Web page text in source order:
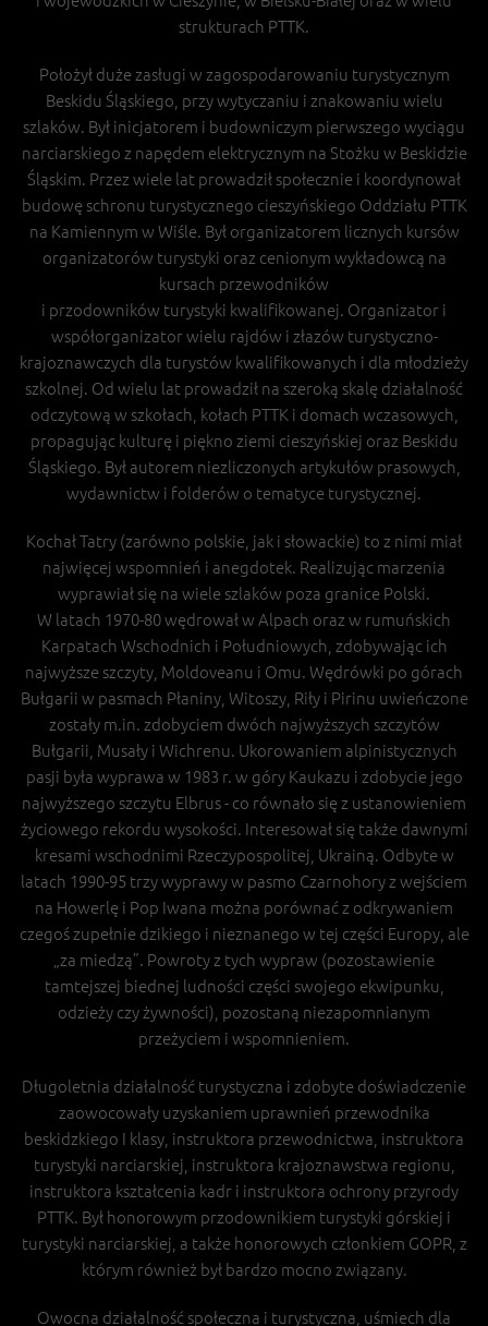
strukturach PTTK.
Położył duże zasługi w zagospodarowaniu turystycznym
Beskidu Śląskiego, przy wytyczaniu i znakowaniu wielu
szlaków. Był inicjatorem i budowniczym pierwszego wyciągu
narciarskiego z napędem elektrycznym na Stożku w Beskidzie
Śląskim. Przez wiele lat prowadził społecznie i koordynował
budowę schronu turystycznego cieszyńskiego Oddziału PTTK
na Kamiennym w Wiśle. Był organizatorem licznych kursów
organizatorów turystyki oraz cenionym wykładowcą na
kursach przewodników
i przodowników turystyki kwalifikowanej. Organizator i
współorganizator wielu rajdów i złazów turystyczno-
krajoznawczych dla turystów kwalifikowanych i dla młodzieży
szkolnej. Od wielu lat prowadził na szeroką skalę działalność
odczytową w szkołach, kołach PTTK i domach wczasowych,
propagując kulturę i piękno ziemi cieszyńskiej oraz Beskidu
Śląskiego. Był autorem niezliczonych artykułów prasowych,
wydawnictw i folderów o tematyce turystycznej.
Kochał Tatry (zarówno polskie, jak i słowackie) to z nimi miał
najwięcej wspomnień i anegdotek. Realizując marzenia
wyprawiał się na wiele szlaków poza granice Polski.
W latach 1970-80 wędrował w Alpach oraz w rumuńskich
Karpatach Wschodnich i Południowych, zdobywając ich
najwyższe szczyty, Moldoveanu i Omu. Wędrówki po górach
Bułgarii w pasmach Płaniny, Witoszy, Riły i Pirinu uwieńczone
zostały m.in. zdobyciem dwóch najwyższych szczytów
Bułgarii, Musały i Wichrenu. Ukorowaniem alpinistycznych
pasji była wyprawa w 1983 r. w góry Kaukazu i zdobycie jego
najwyższego szczytu Elbrus - co równało się z ustanowieniem
życiowego rekordu wysokości. Interesował się także dawnymi
kresami wschodnimi Rzeczypospolitej, Ukrainą. Odbyte w
latach 1990-95 trzy wyprawy w pasmo Czarnohory z wejściem
na Howerlę i Pop Iwana można porównać z odkrywaniem
czegoś zupełnie dzikiego i nieznanego w tej części Europy, ale
„za miedzą”. Powroty z tych wypraw (pozostawienie
tamtejszej biednej ludności części swojego ekwipunku,
odzieży czy żywności), pozostaną niezapomnianym
przeżyciem i wspomnieniem.
Długoletnia działalność turystyczna i zdobyte doświadczenie
zaowocowały uzyskaniem uprawnień przewodnika
beskidzkiego I klasy, instruktora przewodnictwa, instruktora
turystyki narciarskiej, instruktora krajoznawstwa regionu,
instruktora kształcenia kadr i instruktora ochrony przyrody
PTTK. Był honorowym przodownikiem turystyki górskiej i
turystyki narciarskiej, a także honorowych członkiem GOPR, z
którym również był bardzo mocno związany.
Owocna działalność społeczna i turystyczna, uśmiech dla